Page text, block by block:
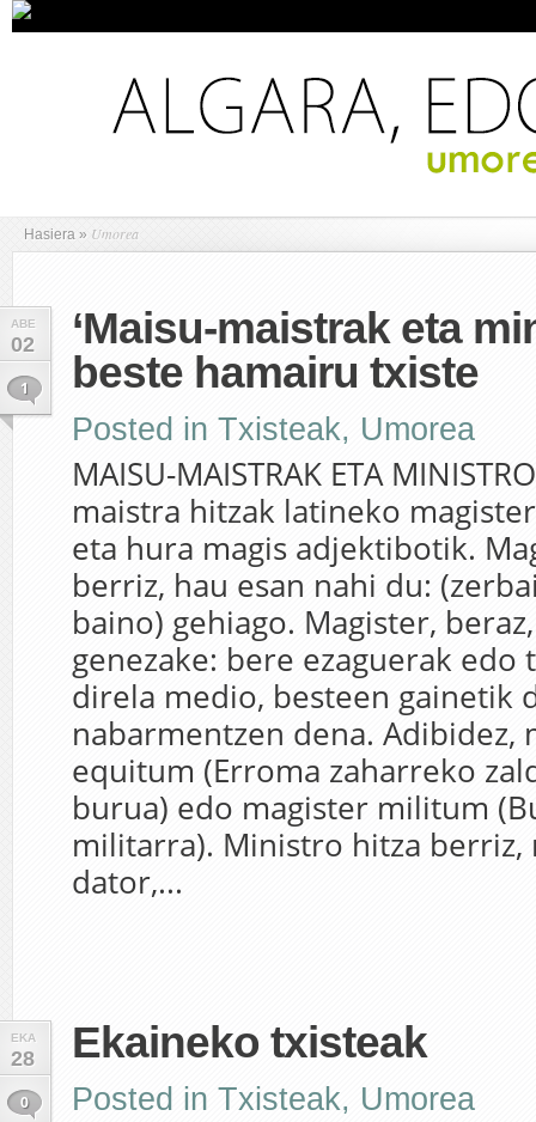
Hasiera » Umorea
ABE
02
1
‘Maisu-maistrak eta
beste hamairu txiste
Posted in Txisteak, Umorea
MAISU-MAISTRAK ETA
maistra hitzak latineko
eta hura magis adjektibotik.
berriz, hau esan nahi du:
baino) gehiago. Magister,
genezake: bere ezaguerak edo
direla medio, besteen gainetik
nabarmentzen dena. Adibidez,
equitum (Erroma zaharreko
burua) edo magister militum
militarra). Ministro hitza berriz,
dator,...
EKA
28
0
Ekaineko txisteak
Posted in Txisteak, Umorea